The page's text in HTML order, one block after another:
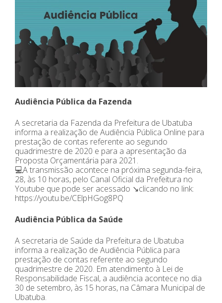
Audiência Pública da Fazenda
A secretaria da Fazenda da Prefeitura de Ubatuba
informa a realização de Audiência Pública Online para
prestação de contas referente ao segundo
quadrimestre de 2020 e para a apresentação da
Proposta Orçamentária para 2021.
💻A transmissão acontece na próxima segunda-feira,
28, às 10 horas, pelo Canal Oficial da Prefeitura no
Youtube que pode ser acessado ↘️clicando no link:
https://youtu.be/CElpHGog8PQ
Audiência Pública da Saúde
A secretaria de Saúde da Prefeitura de Ubatuba
informa a realização de Audiência Pública para
prestação de contas referente ao segundo
quadrimestre de 2020. Em atendimento à Lei de
Responsabilidade Fiscal, a audiência acontece no dia
30 de setembro, às 15 horas, na Câmara Municipal de
Ubatuba.